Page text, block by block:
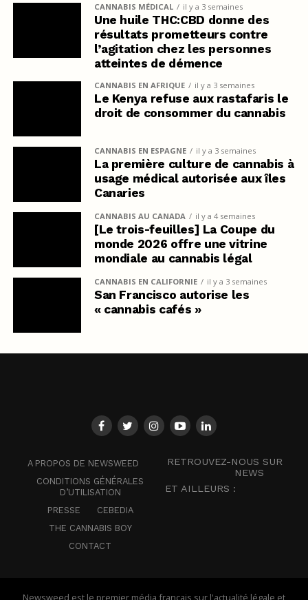
CANNABIS MÉDICAL il y a 3 semaines
Une huile THC:CBD donne des
résultats prometteurs contre
l’agitation chez les personnes
atteintes de démence
CANNABIS EN AFRIQUE il y a 3 semaines
Le Kenya refuse aux rastafaris le
droit de consommer du cannabis
CANNABIS EN ESPAGNE il y a 3 semaines
La première culture de cannabis à
usage médical autorisée aux îles
Canaries
CANNABIS AU CANADA il y a 4 semaines
[Le trois-feuilles] La Coupe du
monde 2026 offre une vitrine
mondiale au cannabis légal
CANNABIS EN CALIFORNIE il y a 3 semaines
San Francisco autorise les
« cannabis cafés »
A PROPOS DE NEWSWEED
CONDITIONS GÉNÉRALES
D’UTILISATION
PRESSE
CEBEDIA
THE CANNABIS BOY
CONTACT
RETROUVEZ-NOUS SUR
NEWS
ET AILLEURS :
Newsweed est le premier média français sur l'actualité légale et